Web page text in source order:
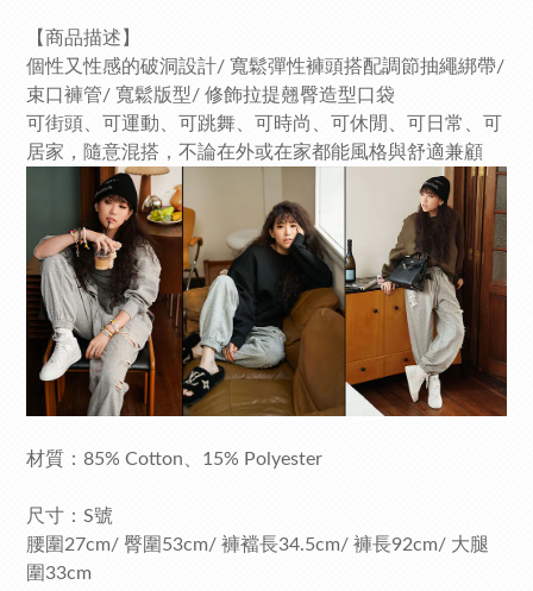
【商品描述】
個性又性感的破洞設計/ 寬鬆彈性褲頭搭配調節抽繩綁帶/
束口褲管/ 寬鬆版型/ 修飾拉提翹臀造型口袋
可街頭、可運動、可跳舞、可時尚、可休閒、可日常、可
居家，隨意混搭，不論在外或在家都能風格與舒適兼顧
材質：85% Cotton、15% Polyester
尺寸：S號
腰圍27cm/ 臀圍53cm/ 褲襠長34.5cm/ 褲長92cm/ 大腿
圍33cm